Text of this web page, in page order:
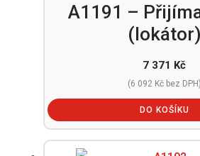
A1191 –
(lokátor)
7 371 Kč
(6 092 Kčbez DPH)
DO KOŠÍKU